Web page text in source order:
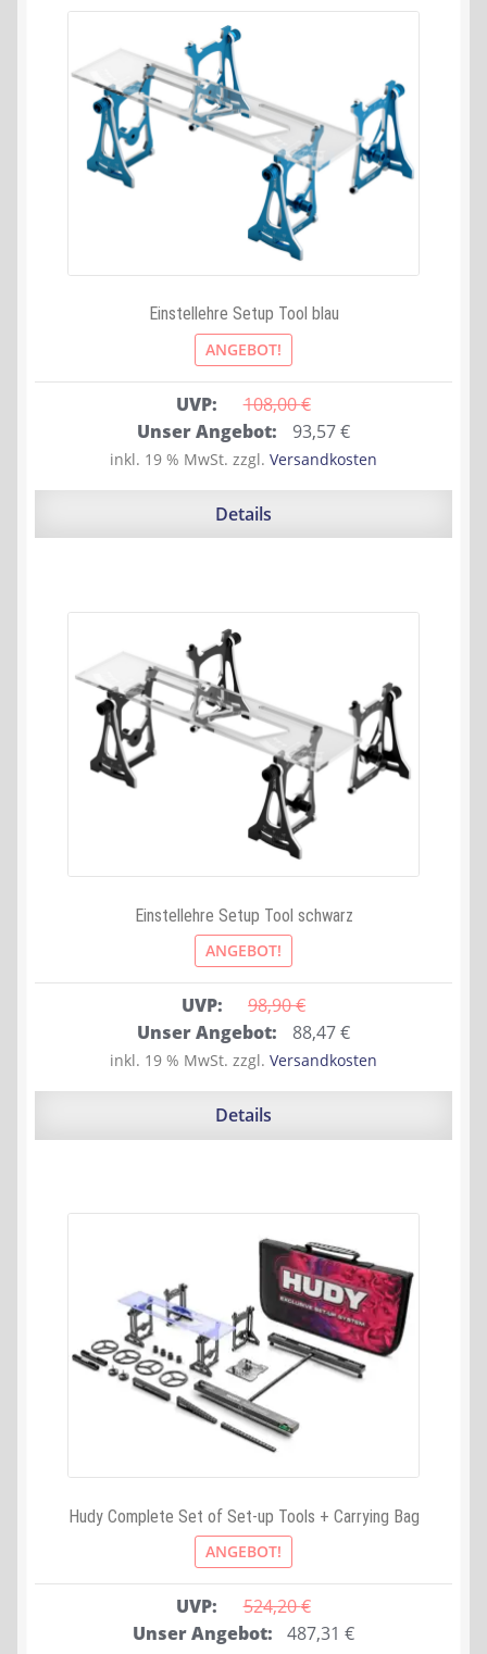
Einstellehre Setup Tool blau
ANGEBOT!
UVP: 108,00 €
Ursprünglicher
Preis
war:
Unser Angebot: 93,57€Aktueller
Preis
ist:
inkl. 19 % MwSt. zzgl. Versandkosten
Details
Einstellehre Setup Tool schwarz
ANGEBOT!
UVP: 98,90 €
Ursprünglicher
Preis
war:
Unser Angebot: 88,47€Aktueller
Preis
ist:
inkl. 19 % MwSt. zzgl. Versandkosten
Details
Hudy Complete Set of Set-up Tools + Carrying Bag
ANGEBOT!
UVP: 524,20 €
Ursprünglicher
Unser Angebot: 487,31€Aktueller